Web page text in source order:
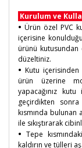
Kurulum ve
• Ürün özel PVC
içerisine
ürünü kutusundan
düzeltiniz.
• Kutu içerisinden
ürün üzerine
yapacağınız
geçirdikten
kısmında bulunan
ile sıkıştırarak
• Tepe
kaldırın ve tülleri